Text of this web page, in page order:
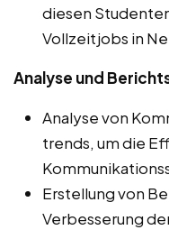
diesen
Vollzeitjobs in
Analyse und
Analyse von
trends, um die
Erstellung von
Verbesserung